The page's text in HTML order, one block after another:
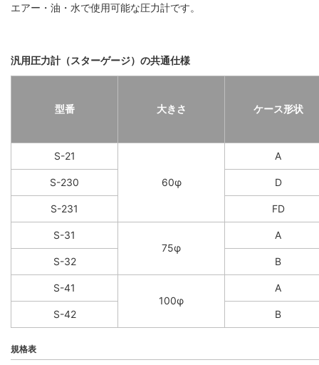
エアー・油・水で使用可能な圧力計です。
汎用圧力計（スターゲージ）の共通仕様
型番 大きさ ケース形状
S-21
60φ
A
S-230 D
S-231 FD
S-31
75φ
A
S-32 B
S-41
100φ
A
S-42 B
規格表